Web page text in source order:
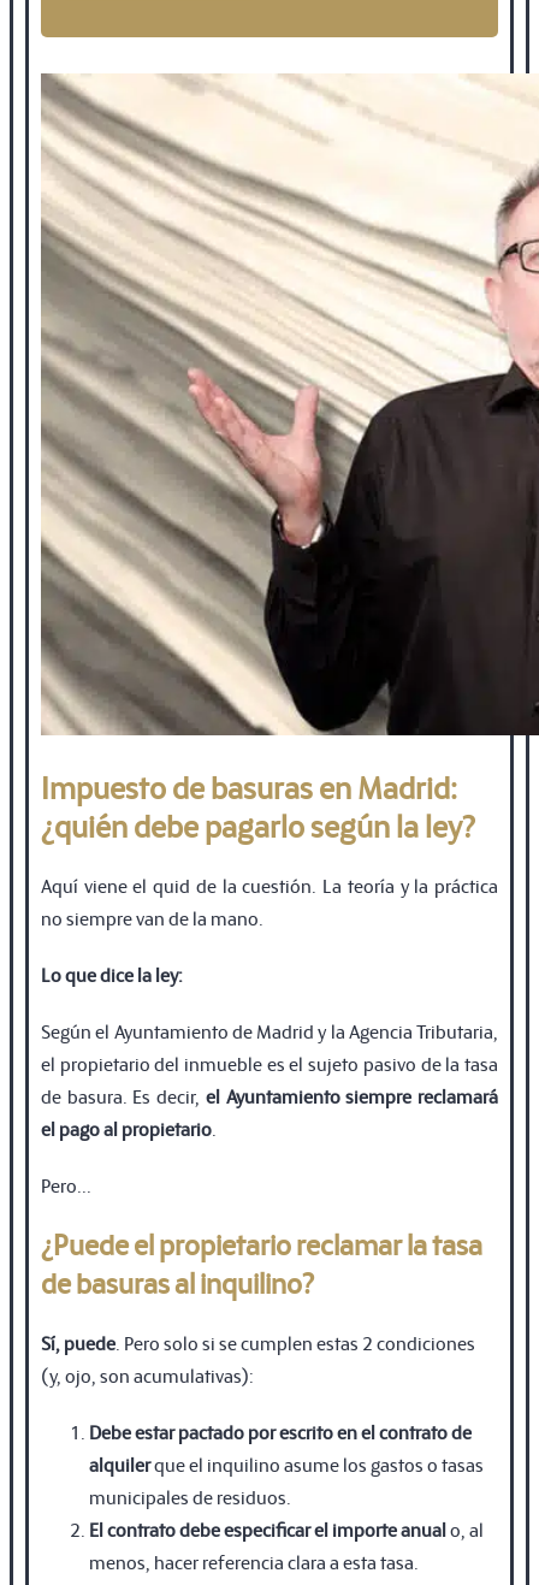
Impuesto de basuras en Madrid:
¿quién debe pagarlo según la ley?
Aquí viene el quid de la cuestión. La teoría y la práctica
no siempre van de la mano.
Lo que dice la ley:
Según el Ayuntamiento de Madrid y la Agencia Tributaria,
el propietario del inmueble es el sujeto pasivo de la tasa
de basura. Es decir, el Ayuntamiento siempre reclamará
el pago al propietario
Pero...
¿Puede el propietario reclamar la tasa
de basuras al inquilino?
Sí, puede . Pero solo si se cumplen estas 2 condiciones
(y, ojo, son acumulativas):
Debe estar pactado por escrito en el contrato de
alquilerque el inquilino asume los gastos o tasas
municipales de residuos.
El contrato debe especificar el importe anualo, al
menos, hacer referencia clara a esta tasa.